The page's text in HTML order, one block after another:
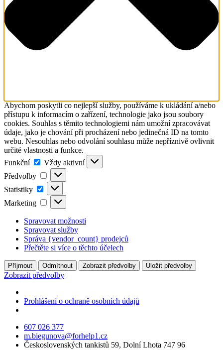
Abychom poskytli co nejlepší služby, používáme k ukládání a/nebo
přístupu k informacím o zařízení, technologie jako jsou soubory
cookies. Souhlas s těmito technologiemi nám umožní zpracovávat
údaje, jako je chování při procházení nebo jedinečná ID na tomto
webu. Nesouhlas nebo odvolání souhlasu může nepříznivě ovlivnit
určité vlastnosti a funkce.
Funkční
Funkční
Vždy aktivní
Předvolby
Předvolby
Statistiky Statistiky
Marketing Marketing
Spravovat možnosti
Spravovat služby
Správa {vendor_count} prodejců
Přečtěte si více o těchto účelech
Příjmout Odmítnout Zobrazit předvolby Uložit předvolby
Zobrazit předvolby
Prohlášení o ochraně osobních údajů
607 026 377
m.biegunova@forhelp1.cz
Československých tankistů 59, Dolní Lhota 747 96